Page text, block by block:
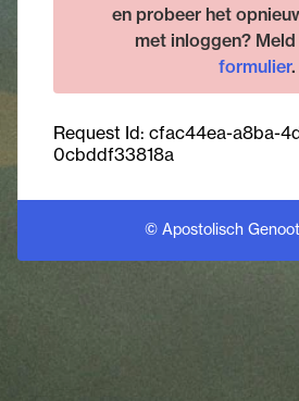
en probeer het
met inloggen? Meld
formulier.
Request Id: cfac44ea-a8ba-
0cbddf33818a
© Apostolisch